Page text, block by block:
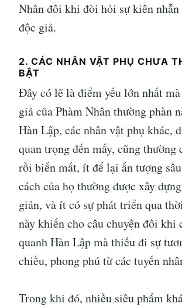
Nhân đôi khi đòi hỏi sự kiên
độc giả.
2. CÁC NHÂN VẬT PHỤ CHƯA
BẬT
Đây có lẽ là điểm yếu lớn nhất
giả của Phàm Nhân thường phàn
Hàn Lập, các nhân vật phụ khác,
quan trọng đến mấy, cũng thường
rồi biến mất, ít để lại ấn tượng
cách của họ thường được xây
giản, và ít có sự phát triển qua
này khiến cho câu chuyện đôi khi
quanh Hàn Lập mà thiếu đi sự
chiều, phong phú từ các tuyến
Trong khi đó, nhiều siêu phẩm